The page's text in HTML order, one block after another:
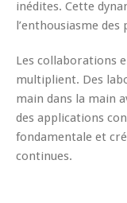
inédites. Cette
l’enthousiasme
Les collaborations
multiplient. Des
main dans la main
des applications
fondamentale et
continues.